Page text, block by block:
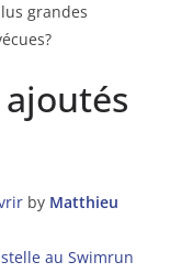
grandes
by Matthieu
au Swimrun